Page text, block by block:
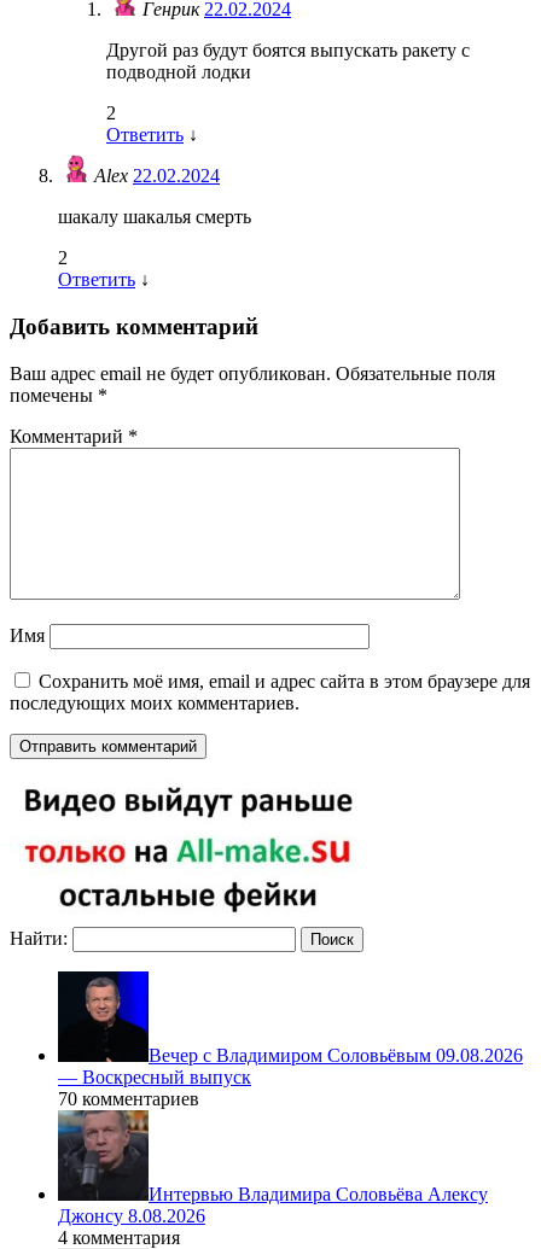
Генрик22.02.2024
Другой раз будут боятся выпускать ракету с
подводной лодки
2
Ответить ↓
Alex 22.02.2024
шакалу шакалья смерть
2
Ответить ↓
Добавить комментарий
Ваш адрес email не будет опубликован. Обязательные поля
помечены *
Комментарий *
Имя
Сохранить моё имя, email и адрес сайта в этом браузере для
последующих моих комментариев.
Найти:
Вечер с Владимиром Соловьёвым 09.08.2026
— Воскресный выпуск
70 комментариев
Интервью Владимира Соловьёва Алексу
Джонсу 8.08.2026
4 комментария